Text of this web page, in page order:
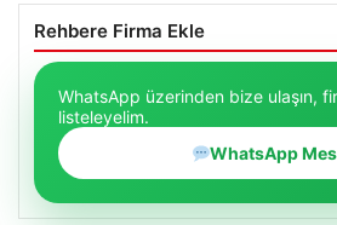
Rehbere Firma Ekle
WhatsApp üzerinden bize ulaşın,
listeleyelim.
WhatsApp